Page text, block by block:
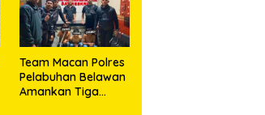
Team Macan Polres
Pelabuhan Belawan
Amankan Tiga